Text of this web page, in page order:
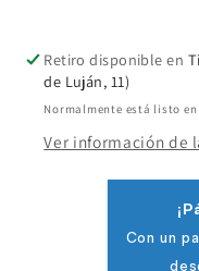
Retiro disponible en
de Luján, 11)
Normalmente está listo en
Ver información de